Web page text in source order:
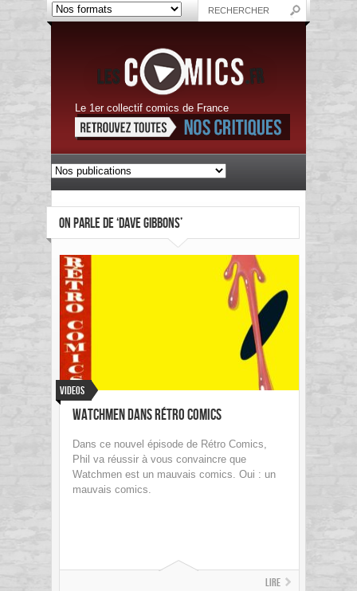
Le 1er collectif comics de France
ON PARLE DE ‘DAVE GIBBONS’
Videos
Watchmen dans Rétro Comics
Dans ce nouvel épisode de Rétro Comics,
Phil va réussir à vous convaincre que
Watchmen est un mauvais comics. Oui : un
mauvais comics.
Lire